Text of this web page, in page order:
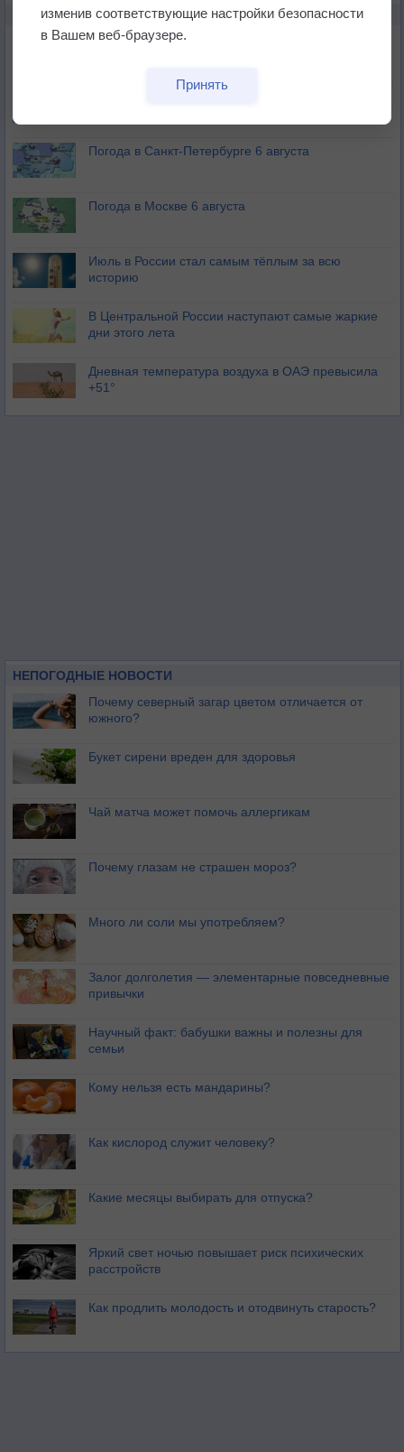
НОВОЕ О ПОГОДЕ
Погода в Екатеринбурге 6 августа
Погода в Краснодаре 6 августа
Погода в Санкт-Петербурге 6 августа
Погода в Москве 6 августа
Июль в России стал самым тёплым за всю
историю
В Центральной России наступают самые жаркие
дни этого лета
Дневная температура воздуха в ОАЭ превысила
+51°
НЕПОГОДНЫЕ НОВОСТИ
Почему северный загар цветом отличается от
южного?
Букет сирени вреден для здоровья
Чай матча может помочь аллергикам
Почему глазам не страшен мороз?
Много ли соли мы употребляем?
Залог долголетия — элементарные повседневные
привычки
Научный факт: бабушки важны и полезны для
семьи
Кому нельзя есть мандарины?
Как кислород служит человеку?
Какие месяцы выбирать для отпуска?
Яркий свет ночью повышает риск психических
расстройств
Как продлить молодость и отодвинуть старость?
изменив соответствующие настройки безопасности
в Вашем веб-браузере.
Принять